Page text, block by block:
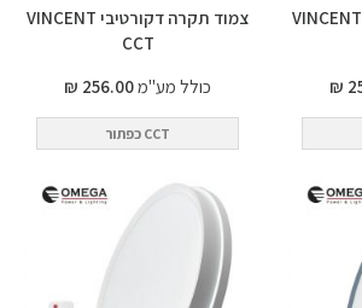
צמוד תקרה דקורטיבי VINCENT
צמוד תקרה דקורטיבי VINCENT
CCT
כולל מע"מ256.00 ₪
CCT כפתור